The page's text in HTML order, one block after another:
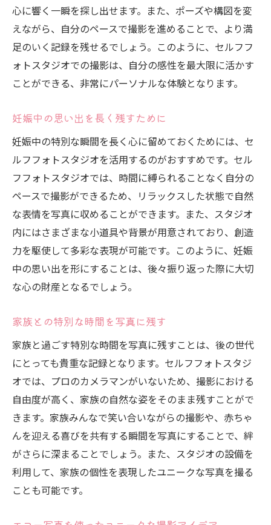
心に響く一瞬を探し出せます。また、ポーズや構図を変
えながら、自分のペースで撮影を進めることで、より満
足のいく記録を残せるでしょう。このように、セルフフ
ォトスタジオでの撮影は、自分の感性を最大限に活かす
ことができる、非常にパーソナルな体験となります。
妊娠中の思い出を長く残すために
妊娠中の特別な瞬間を長く心に留めておくためには、セ
ルフフォトスタジオを活用するのがおすすめです。セル
フフォトスタジオでは、時間に縛られることなく自分の
ペースで撮影ができるため、リラックスした状態で自然
な表情を写真に収めることができます。また、スタジオ
内にはさまざまな小道具や背景が用意されており、創造
力を駆使して多彩な表現が可能です。このように、妊娠
中の思い出を形にすることは、後々振り返った際に大切
な心の財産となるでしょう。
家族との特別な時間を写真に残す
家族と過ごす特別な時間を写真に残すことは、後の世代
にとっても貴重な記録となります。セルフフォトスタジ
オでは、プロのカメラマンがいないため、撮影における
自由度が高く、家族の自然な姿をそのまま残すことがで
きます。家族みんなで笑い合いながらの撮影や、赤ちゃ
んを迎える喜びを共有する瞬間を写真にすることで、絆
がさらに深まることでしょう。また、スタジオの設備を
利用して、家族の個性を表現したユニークな写真を撮る
ことも可能です。